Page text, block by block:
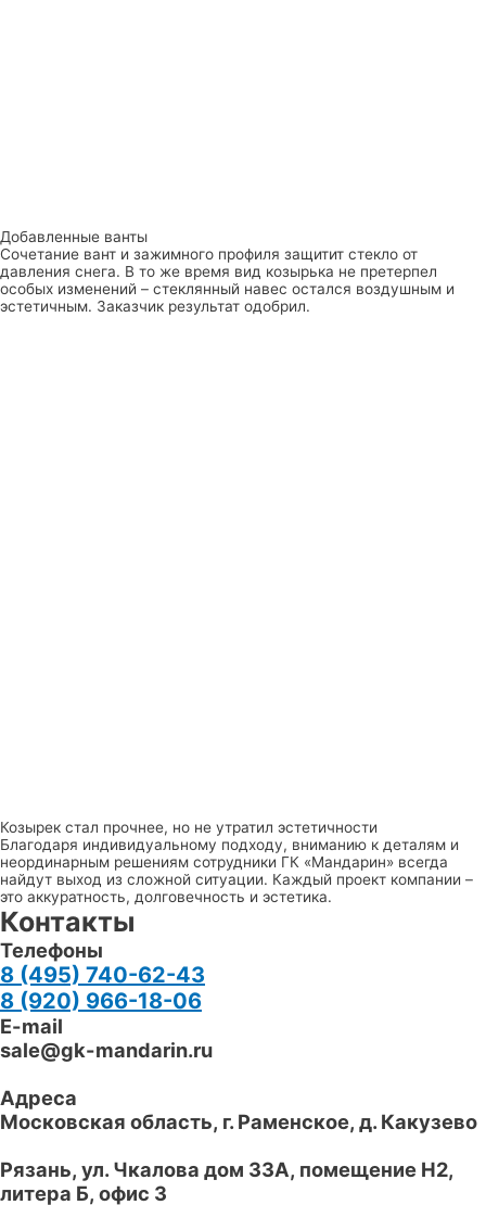
Добавленные ванты
Сочетание вант и зажимного профиля защитит стекло от
давления снега. В то же время вид козырька не претерпел
особых изменений – стеклянный навес остался воздушным и
эстетичным. Заказчик результат одобрил.
Козырек стал прочнее, но не утратил эстетичности
Благодаря индивидуальному подходу, вниманию к деталям и
неординарным решениям сотрудники ГК «Мандарин» всегда
найдут выход из сложной ситуации. Каждый проект компании –
это аккуратность, долговечность и эстетика.
Контакты
Телефоны
8 (495) 740-62-43
8 (920) 966-18-06
E-mail
sale@gk-mandarin.ru
Адреса
Московская область, г.Раменское, д. Какузево
Рязань, ул. Чкалова дом 33А, помещение Н2,
литера Б, офис 3